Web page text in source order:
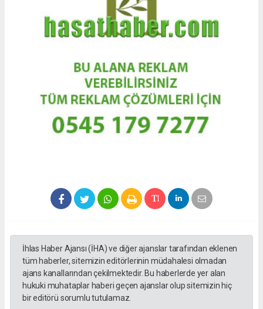
İhlas Haber Ajansı (İHA) ve diğer ajanslar tarafından eklenen
tüm haberler, sitemizin editörlerinin müdahalesi olmadan
ajans kanallarından çekilmektedir. Bu haberlerde yer alan
hukuki muhataplar haberi geçen ajanslar olup sitemizin hiç
bir editörü sorumlu tutulamaz.